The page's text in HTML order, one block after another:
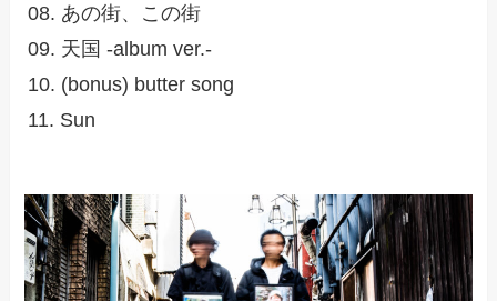
08. あの街、この街
09. 天国 -album ver.-
10. (bonus) butter song
11. Sun